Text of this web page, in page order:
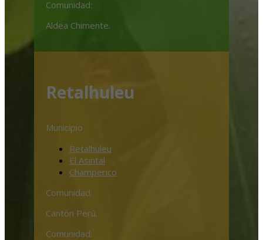
Comunidad:
Aldea Chimente.
Retalhuleu
Municipio
Retalhuleu
El Asintal
Champerico
Comunidad:
Cantón Perú.
Comunidad: